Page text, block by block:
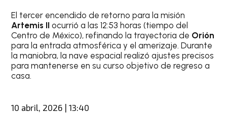
El tercer encendido de retorno para la misión
Artemis II ocurrió a las 12:53 horas (tiempo del
Centro de México), refinando la trayectoria de Orión
para la entrada atmosférica y el amerizaje. Durante
la maniobra, la nave espacial realizó ajustes precisos
para mantenerse en su curso objetivo de regreso a
casa.
10 abril, 2026 | 13:40